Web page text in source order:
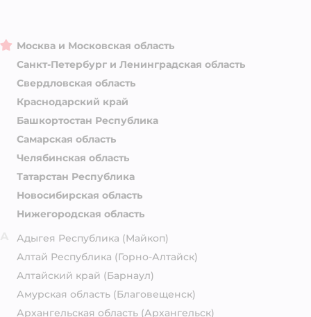
Москва и Московская область
Санкт-Петербург и Ленинградская область
Свердловская область
Краснодарский край
Башкортостан Республика
Самарская область
Челябинская область
Татарстан Республика
Новосибирская область
Нижегородская область
Адыгея Республика (Майкоп)
Алтай Республика (Горно-Алтайск)
Алтайский край (Барнаул)
Амурская область (Благовещенск)
Архангельская область (Архангельск)